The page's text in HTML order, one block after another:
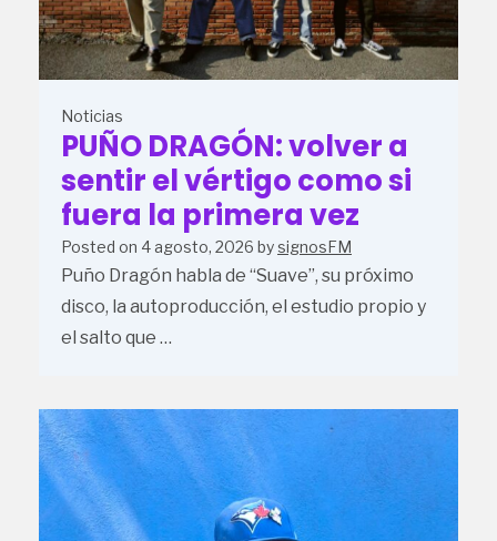
Noticias
PUÑO DRAGÓN: volver a
sentir el vértigo como si
fuera la primera vez
Posted on 4 agosto, 2026 bysignosFM
Puño Dragón habla de “Suave”, su próximo
disco, la autoproducción, el estudio propio y
el salto que …